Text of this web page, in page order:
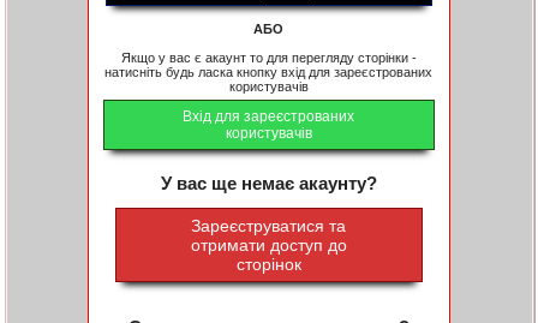
АБО
Якщо у вас є акаунт то для перегляду сторінки -
натисніть будь ласка кнопку вхід для зареєстрованих
користувачів
Вхід для зареєстрованих
користувачів
У вас ще немає акаунту?
Зареєструватися та
отримати доступ до
сторінок